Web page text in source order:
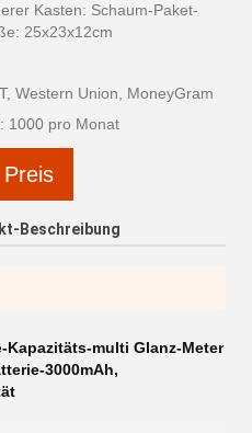
Kasten: Schaum-Paket-
25x23x12cm
Western Union, MoneyGram
1000 pro Monat
Beschreibung
Kapazitäts-multi Glanz-Meter
3000mAh,